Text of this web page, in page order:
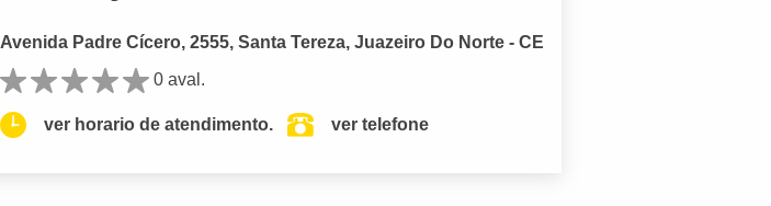
Avenida Padre Cícero, 2555, Santa Tereza, Juazeiro Do Norte - CE
0 aval.
ver horario de atendimento. ver telefone